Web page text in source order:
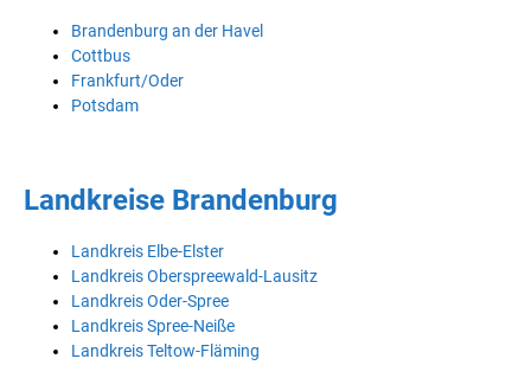
Brandenburg an der Havel
Cottbus
Frankfurt/Oder
Potsdam
Landkreise Brandenburg
Landkreis Elbe-Elster
Landkreis Oberspreewald-Lausitz
Landkreis Oder-Spree
Landkreis Spree-Neiße
Landkreis Teltow-Fläming